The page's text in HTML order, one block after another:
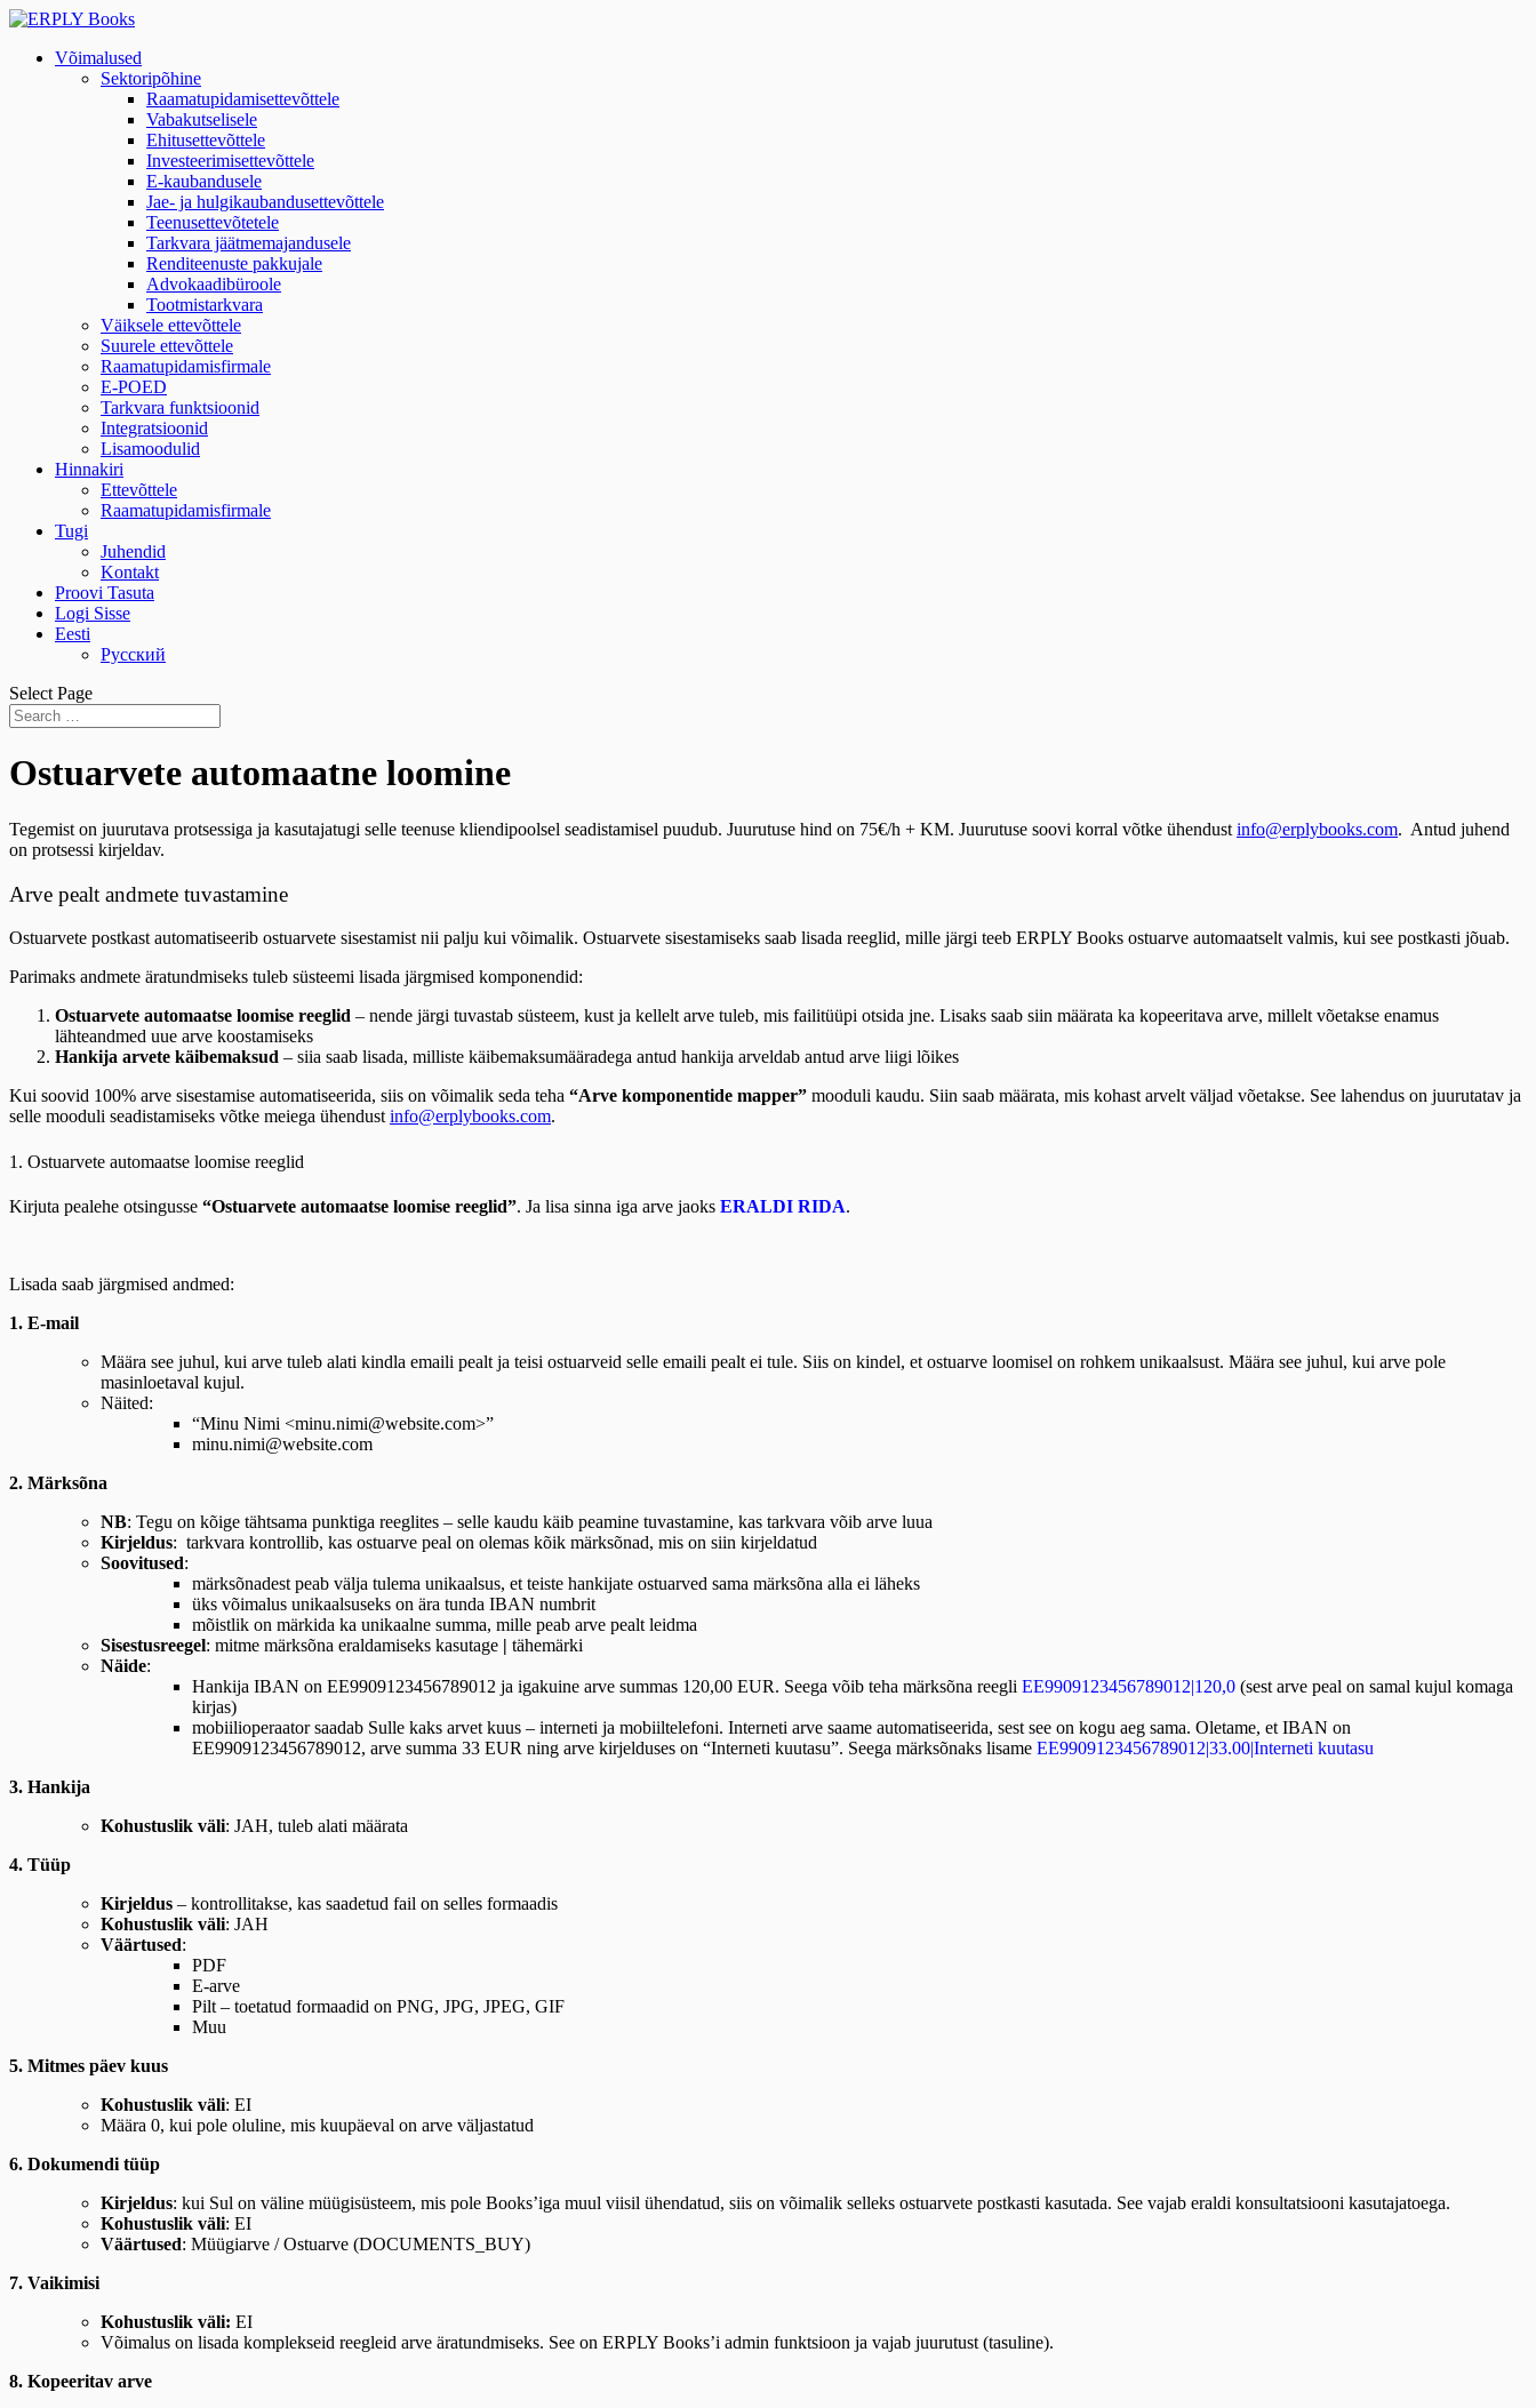
Võimalused
Sektoripõhine
Raamatupidamisettevõttele
Vabakutselisele
Ehitusettevõttele
Investeerimisettevõttele
E-kaubandusele
Jae- ja hulgikaubandusettevõttele
Teenusettevõtetele
Tarkvara jäätmemajandusele
Renditeenuste pakkujale
Advokaadibüroole
Tootmistarkvara
Väiksele ettevõttele
Suurele ettevõttele
Raamatupidamisfirmale
E-POED
Tarkvara funktsioonid
Integratsioonid
Lisamoodulid
Hinnakiri
Ettevõttele
Raamatupidamisfirmale
Tugi
Juhendid
Kontakt
Proovi Tasuta
Logi Sisse
Eesti
Русский
Select Page
Ostuarvete automaatne loomine
Tegemist on juurutava protsessiga ja kasutajatugi selle teenuse kliendipoolsel seadistamisel puudub. Juurutuse hind on 75€/h + KM. Juurutuse soovi korral võtke ühendust info@erplybooks.com. Antud juhend
on protsessi kirjeldav.
Arve pealt andmete tuvastamine
Ostuarvete postkast automatiseerib ostuarvete sisestamist nii palju kui võimalik. Ostuarvete sisestamiseks saab lisada reeglid, mille järgi teeb ERPLY Books ostuarve automaatselt valmis, kui see postkasti jõuab.
Parimaks andmete äratundmiseks tuleb süsteemi lisada järgmised komponendid:
Ostuarvete automaatse loomise reeglid – nende järgi tuvastab süsteem, kust ja kellelt arve tuleb, mis failitüüpi otsida jne. Lisaks saab siin määrata ka kopeeritava arve, millelt võetakse enamus
lähteandmed uue arve koostamiseks
Hankija arvete käibemaksud – siia saab lisada, milliste käibemaksumääradega antud hankija arveldab antud arve liigi lõikes
Kui soovid 100% arve sisestamise automatiseerida, siis on võimalik seda teha “Arve komponentide mapper” mooduli kaudu. Siin saab määrata, mis kohast arvelt väljad võetakse. See lahendus on juurutatav ja
selle mooduli seadistamiseks võtke meiega ühendust info@erplybooks.com.
1. Ostuarvete automaatse loomise reeglid
Kirjuta pealehe otsingusse “Ostuarvete automaatse loomise reeglid”. Ja lisa sinna iga arve jaoks ERALDI RIDA.
Lisada saab järgmised andmed:
1. E-mail
Määra see juhul, kui arve tuleb alati kindla emaili pealt ja teisi ostuarveid selle emaili pealt ei tule. Siis on kindel, et ostuarve loomisel on rohkem unikaalsust. Määra see juhul, kui arve pole
masinloetaval kujul.
Näited:
“Minu Nimi <minu.nimi@website.com>”
minu.nimi@website.com
2. Märksõna
NB: Tegu on kõige tähtsama punktiga reeglites – selle kaudu käib peamine tuvastamine, kas tarkvara võib arve luua
Kirjeldus: tarkvara kontrollib, kas ostuarve peal on olemas kõik märksõnad, mis on siin kirjeldatud
Soovitused:
märksõnadest peab välja tulema unikaalsus, et teiste hankijate ostuarved sama märksõna alla ei läheks
üks võimalus unikaalsuseks on ära tunda IBAN numbrit
mõistlik on märkida ka unikaalne summa, mille peab arve pealt leidma
Sisestusreegel: mitme märksõna eraldamiseks kasutage | tähemärki
Näide:
Hankija IBAN on EE9909123456789012 ja igakuine arve summas 120,00 EUR. Seega võib teha märksõna reegli EE9909123456789012|120,0 (sest arve peal on samal kujul komaga
kirjas)
mobiilioperaator saadab Sulle kaks arvet kuus – interneti ja mobiiltelefoni. Interneti arve saame automatiseerida, sest see on kogu aeg sama. Oletame, et IBAN on
EE9909123456789012, arve summa 33 EUR ning arve kirjelduses on “Interneti kuutasu”. Seega märksõnaks lisame EE9909123456789012|33.00|Interneti kuutasu
3. Hankija
Kohustuslik väli: JAH, tuleb alati määrata
4. Tüüp
Kirjeldus – kontrollitakse, kas saadetud fail on selles formaadis
Kohustuslik väli: JAH
Väärtused:
PDF
E-arve
Pilt – toetatud formaadid on PNG, JPG, JPEG, GIF
Muu
5. Mitmes päev kuus
Kohustuslik väli: EI
Määra 0, kui pole oluline, mis kuupäeval on arve väljastatud
6. Dokumendi tüüp
Kirjeldus: kui Sul on väline müügisüsteem, mis pole Books’iga muul viisil ühendatud, siis on võimalik selleks ostuarvete postkasti kasutada. See vajab eraldi konsultatsiooni kasutajatoega.
Kohustuslik väli: EI
Väärtused: Müügiarve / Ostuarve (DOCUMENTS_BUY)
7. Vaikimisi
Kohustuslik väli: EI
Võimalus on lisada komplekseid reegleid arve äratundmiseks. See on ERPLY Books’i admin funktsioon ja vajab juurutust (tasuline).
8. Kopeeritav arve